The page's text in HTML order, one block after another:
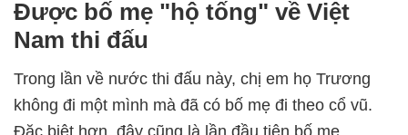
Được bố mẹ "hộ tống" về Việt
Nam thi đấu
Trong lần về nước thi đấu này, chị em họ Trương
không đi một mình mà đã có bố mẹ đi theo cổ vũ.